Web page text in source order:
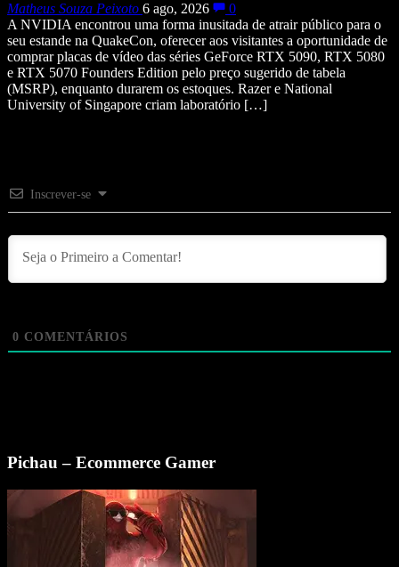
Matheus Souza Peixoto 6 ago, 2026
0
A NVIDIA encontrou uma forma inusitada de atrair público para o
seu estande na QuakeCon, oferecer aos visitantes a oportunidade de
comprar placas de vídeo das séries GeForce RTX 5090, RTX 5080
e RTX 5070 Founders Edition pelo preço sugerido de tabela
(MSRP), enquanto durarem os estoques. Razer e National
University of Singapore criam laboratório […]
Inscrever-se
0 COMENTÁRIOS
Pichau – Ecommerce Gamer